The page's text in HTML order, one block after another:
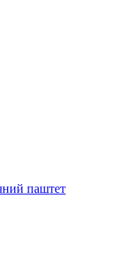
паштет